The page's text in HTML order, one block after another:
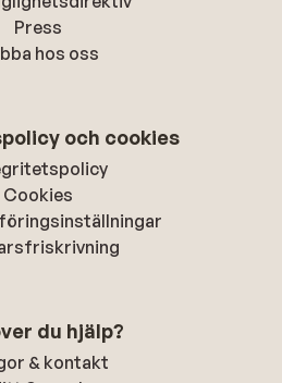
Press
hos oss
och cookies
Cookies
du hjälp?
& kontakt